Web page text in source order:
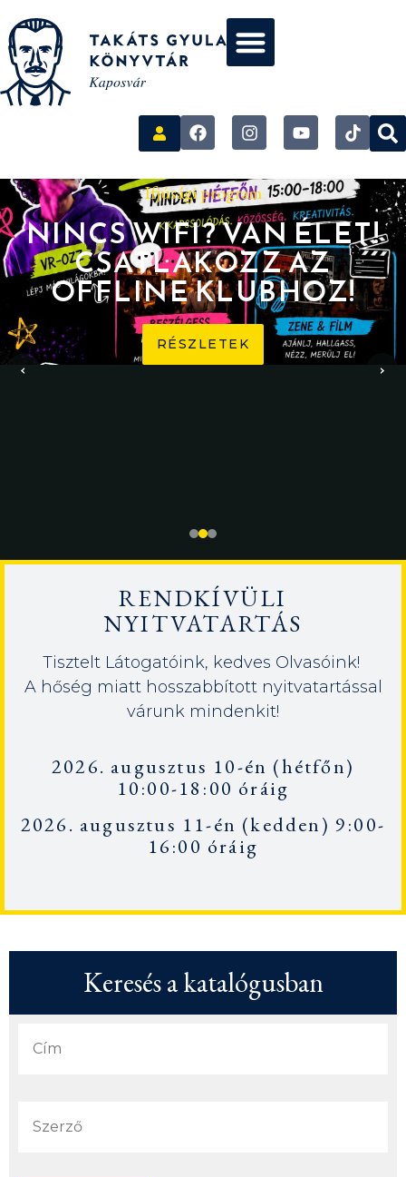
Ifjúsági program
NINCS WIFI? VAN ÉLET!
CSATLAKOZZ AZ
OFFLINE KLUBHOZ!
RÉSZLETEK
‹ ›
RENDKÍVÜLI
NYITVATARTÁS
Tisztelt Látogatóink, kedves Olvasóink!
A hőség miatt hosszabbított nyitvatartással
várunk mindenkit!
2026. augusztus 10-én (hétfőn)
10:00-18:00 óráig
2026. augusztus 11-én (kedden) 9:00-
16:00 óráig
Keresés a katalógusban